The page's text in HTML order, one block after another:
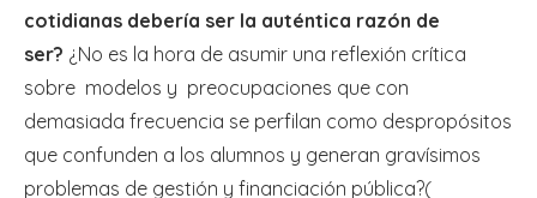
cotidianas debería ser la auténtica razón de
ser? ¿No es la hora de asumir una reflexión crítica
sobre modelos y preocupaciones que con
demasiada frecuencia se perfilan como despropósitos
que confunden a los alumnos y generan gravísimos
problemas de gestión y financiación pública?(